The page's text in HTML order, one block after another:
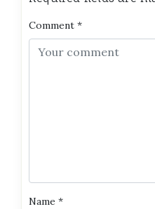
Comment *
Name *